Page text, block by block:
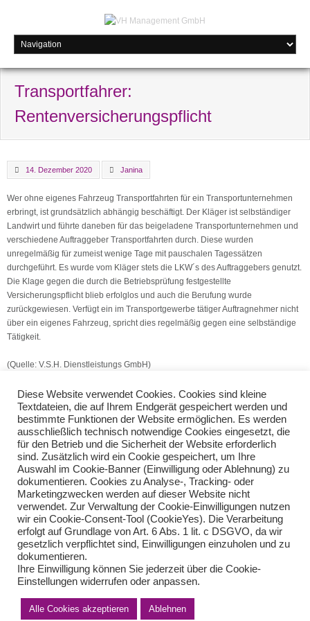
Transportfahrer:
Rentenversicherungspflicht
14. Dezember 2020 Janina
Wer ohne eigenes Fahrzeug Transportfahrten für ein Transportunternehmen
erbringt, ist grundsätzlich abhängig beschäftigt. Der Kläger ist selbständiger
Landwirt und führte daneben für das beigeladene Transportunternehmen und
verschiedene Auftraggeber Transportfahrten durch. Diese wurden
unregelmäßig für zumeist wenige Tage mit pauschalen Tagessätzen
durchgeführt. Es wurde vom Kläger stets die LKW´s des Auftraggebers genutzt.
Die Klage gegen die durch die Betriebsprüfung festgestellte
Versicherungspflicht blieb erfolglos und auch die Berufung wurde
zurückgewiesen. Verfügt ein im Transportgewerbe tätiger Auftragnehmer nicht
über ein eigenes Fahrzeug, spricht dies regelmäßig gegen eine selbständige
Tätigkeit.
(Quelle: V.S.H. Dienstleistungs GmbH)
Rechnung: Leistungsbeschreibung
UStE: richtige Angaben zur Besteuerungsart
Teilen Sie diese Nachricht mit Ihren Freunden oder Kollegen
Impressum Haftungsausschluss
Datenschutzerklärung nach DSGVO
Diese Website verwendet Cookies. Cookies sind kleine
Textdateien, die auf Ihrem Endgerät gespeichert werden und
bestimmte Funktionen der Website ermöglichen. Es werden
ausschließlich technisch notwendige Cookies eingesetzt, die
für den Betrieb und die Sicherheit der Website erforderlich
sind. Zusätzlich wird ein Cookie gespeichert, um Ihre
Auswahl im Cookie-Banner (Einwilligung oder Ablehnung) zu
dokumentieren. Cookies zu Analyse-, Tracking- oder
Marketingzwecken werden auf dieser Website nicht
verwendet. Zur Verwaltung der Cookie-Einwilligungen nutzen
wir ein Cookie-Consent-Tool (CookieYes). Die Verarbeitung
erfolgt auf Grundlage von Art. 6 Abs. 1 lit. c DSGVO, da wir
gesetzlich verpflichtet sind, Einwilligungen einzuholen und zu
dokumentieren.
Ihre Einwilligung können Sie jederzeit über die Cookie-
Einstellungen widerrufen oder anpassen.
Alle Cookies akzeptieren Ablehnen